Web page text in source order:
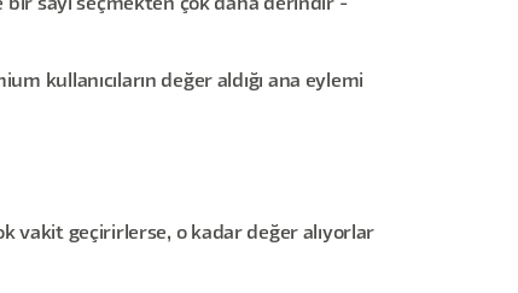
bir sayı seçmekten çok daha derindir -
kullanıcıların değer aldığı ana eylemi
vakit geçirirlerse, o kadar değer alıyorlar